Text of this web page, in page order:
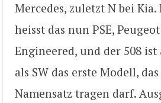
Mercedes, zuletzt N bei Kia.
heisst das nun PSE,
Engineered, und der 508
als SW das erste Modell,
Namensatz tragen darf.